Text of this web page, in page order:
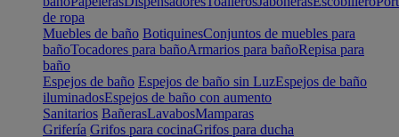
de ropa
Muebles de baño BotiquinesConjuntos de muebles para
bañoTocadores para bañoArmarios para bañoRepisa para
baño
Espejos de baño Espejos de baño sin LuzEspejos de baño
iluminadosEspejos de baño con aumento
Sanitarios BañerasLavabosMamparas
Grifería Grifos para cocinaGrifos para ducha